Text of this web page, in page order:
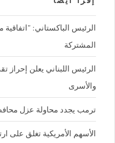
الرئيس الباكستاني:
المشتركة
الرئيس اللبناني يعلن
والأسرى
ترمب يجدد محاولة عزل
الأسهم الأمريكية تغلق على